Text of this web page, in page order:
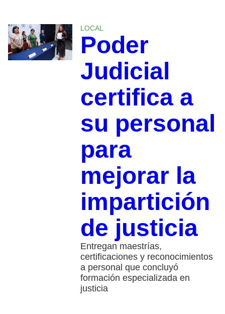
LOCAL
Poder
Judicial
certifica a
su personal
para
mejorar la
impartición
de justicia
Entregan maestrías,
certificaciones y reconocimientos
a personal que concluyó
formación especializada en
justicia